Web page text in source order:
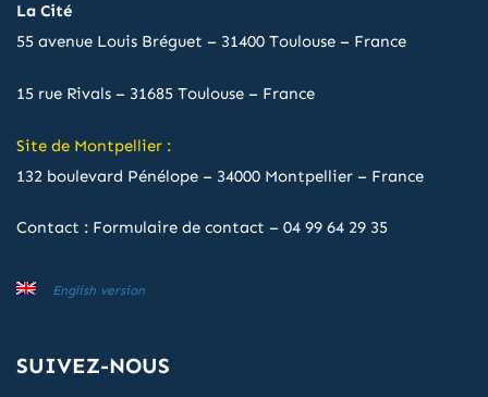
La Cité
55 avenue Louis Bréguet – 31400 Toulouse – France
15 rue Rivals – 31685 Toulouse – France
Site de Montpellier :
132 boulevard Pénélope – 34000 Montpellier – France
Contact : Formulaire de contact – 04 99 64 29 35
English version
SUIVEZ-NOUS